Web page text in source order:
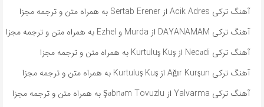
آهنگ ترکی Acik Adres از Sertab Erener به همراه متن و ترجمه مجزا
آهنگ ترکی DAYANAMAM از Murda و Ezhel به همراه متن و ترجمه مجزا
آهنگ ترکی Necədi از Kurtuluş Kuş به همراه متن و ترجمه مجزا
آهنگ ترکی Ağır Kurşun از Kurtuluş Kuş به همراه متن و ترجمه مجزا
آهنگ ترکی Yalvarma از Şəbnəm Tovuzlu به همراه متن و ترجمه مجزا